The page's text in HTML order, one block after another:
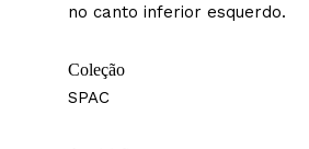
no canto inferior esquerdo.
Coleção
SPAC